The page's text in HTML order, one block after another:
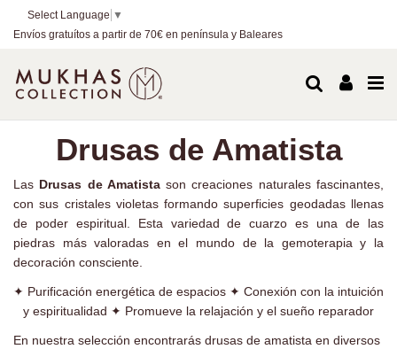
Select Language ▼
Envíos gratuítos a partir de 70€ en península y Baleares
Drusas de Amatista
Las Drusas de Amatistason creaciones naturales fascinantes,
con sus cristales violetas formando superficies geodadas llenas
de poder espiritual. Esta variedad de cuarzo es una de las
piedras más valoradas en el mundo de la gemoterapia y la
decoración consciente.
✦ Purificación energética de espacios ✦ Conexión con la intuición
y espiritualidad ✦ Promueve la relajación y el sueño reparador
En nuestra selección encontrarás drusas de amatista en diversos